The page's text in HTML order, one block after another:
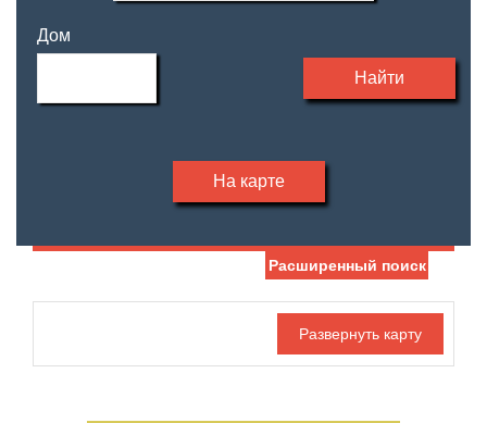
Дом
Найти
На карте
Жилая площадь
—
Площадь кухни
Расширенный поиск